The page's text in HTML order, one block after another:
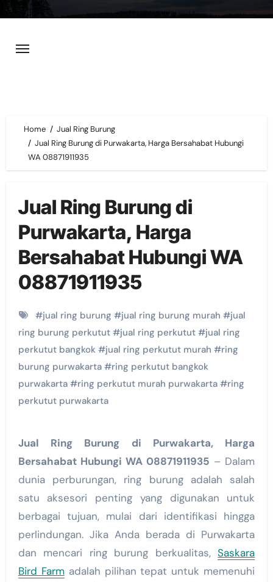
content
Home
Jual Ring Burung
Jual Ring Burung di Purwakarta, Harga Bersahabat Hubungi
WA 08871911935
Jual Ring Burung di
Purwakarta, Harga
Bersahabat Hubungi WA
08871911935
#jual ring burung #jual ring burung murah #jual
ring burung perkutut#jual ring perkutut#jual ring
perkutut bangkok#jual ring perkutut murah #ring
burung purwakarta#ring perkutut bangkok
purwakarta#ring perkutut murah purwakarta#ring
perkutut purwakarta
Jual Ring Burung di Purwakarta, Harga
Bersahabat Hubungi WA 08871911935 – Dalam
dunia perburungan, ring burung adalah salah
satu aksesori penting yang digunakan untuk
berbagai tujuan, mulai dari identifikasi hingga
perlindungan. Jika Anda berada di Purwakarta
dan mencari ring burung berkualitas,Saskara
Bird Farmadalah pilihan tepat untuk memenuhi